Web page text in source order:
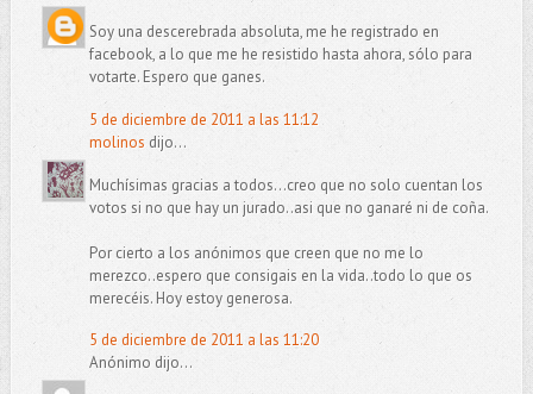
Soy una descerebrada absoluta, me he registrado en
facebook, a lo que me he resistido hasta ahora, sólo para
votarte. Espero que ganes.
5 de diciembre de 2011 a las 11:12
molinos dijo...
Muchísimas gracias a todos...creo que no solo cuentan los
votos si no que hay un jurado..asi que no ganaré ni de coña.
Por cierto a los anónimos que creen que no me lo
merezco..espero que consigais en la vida..todo lo que os
merecéis. Hoy estoy generosa.
5 de diciembre de 2011 a las 11:20
Anónimo dijo...